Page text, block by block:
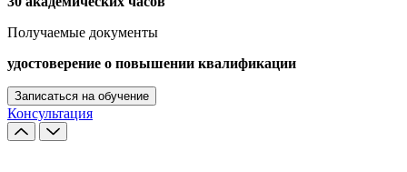
Получаемые документы
удостоверение о повышении квалификации
Записаться на обучение
Консультация